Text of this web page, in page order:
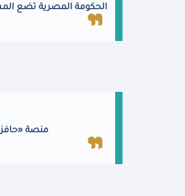
الحكومة المصرية تضع
منصة